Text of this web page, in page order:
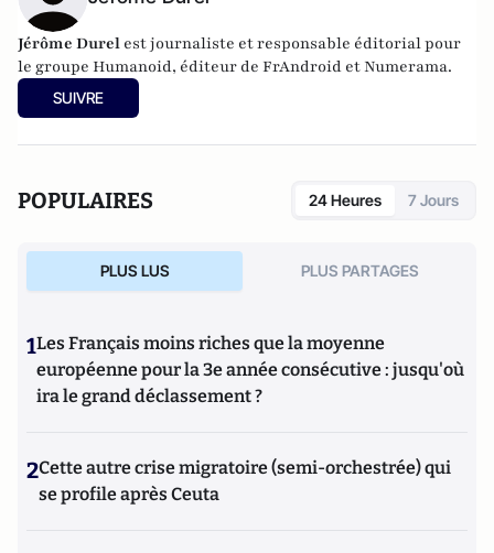
Jérôme Durel est journaliste et responsable éditorial pour
le groupe Humanoid, éditeur de FrAndroid et Numerama.
SUIVRE
POPULAIRES 24 Heures 7 Jours
PLUS LUS PLUS PARTAGES
1Les Français moins riches que la moyenne
européenne pour la 3e année consécutive : jusqu'où
ira le grand déclassement ?
2Cette autre crise migratoire (semi-orchestrée) qui
se profile après Ceuta